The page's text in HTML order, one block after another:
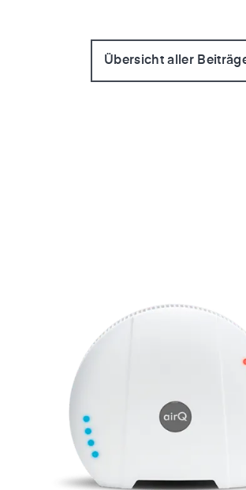
Übersicht aller